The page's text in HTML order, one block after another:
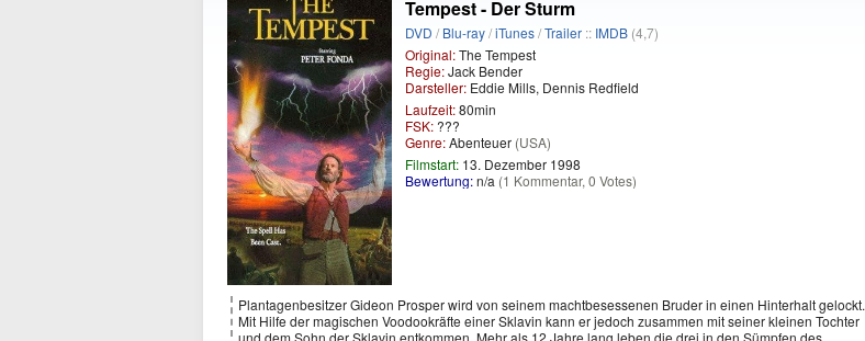
Tempest - Der Sturm
DVD /Blu-ray/iTunes/Trailer :: IMDB (4,7)
Original:The Tempest
Regie:Jack Bender
Darsteller: Eddie Mills, Dennis Redfield
Laufzeit:80min
FSK: ???
Genre:Abenteuer (USA)
Filmstart: 13. Dezember 1998
Bewertung:n/a (1 Kommentar, 0 Votes)
Plantagenbesitzer Gideon Prosper wird von seinem machtbesessenen Bruder in einen Hinterhalt gelockt.
Mit Hilfe der magischen Voodookräfte einer Sklavin kann er jedoch zusammen mit seiner kleinen Tochter
und dem Sohn der Sklavin entkommen. Mehr als 12 Jahre lang leben die drei in den Sümpfen des